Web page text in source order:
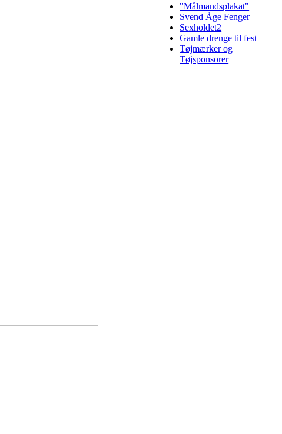
"Målmandsplakat"
Svend Åge Fenger
Sexholdet2
Gamle drenge til fest
Tøjmærker og
Tøjsponsorer